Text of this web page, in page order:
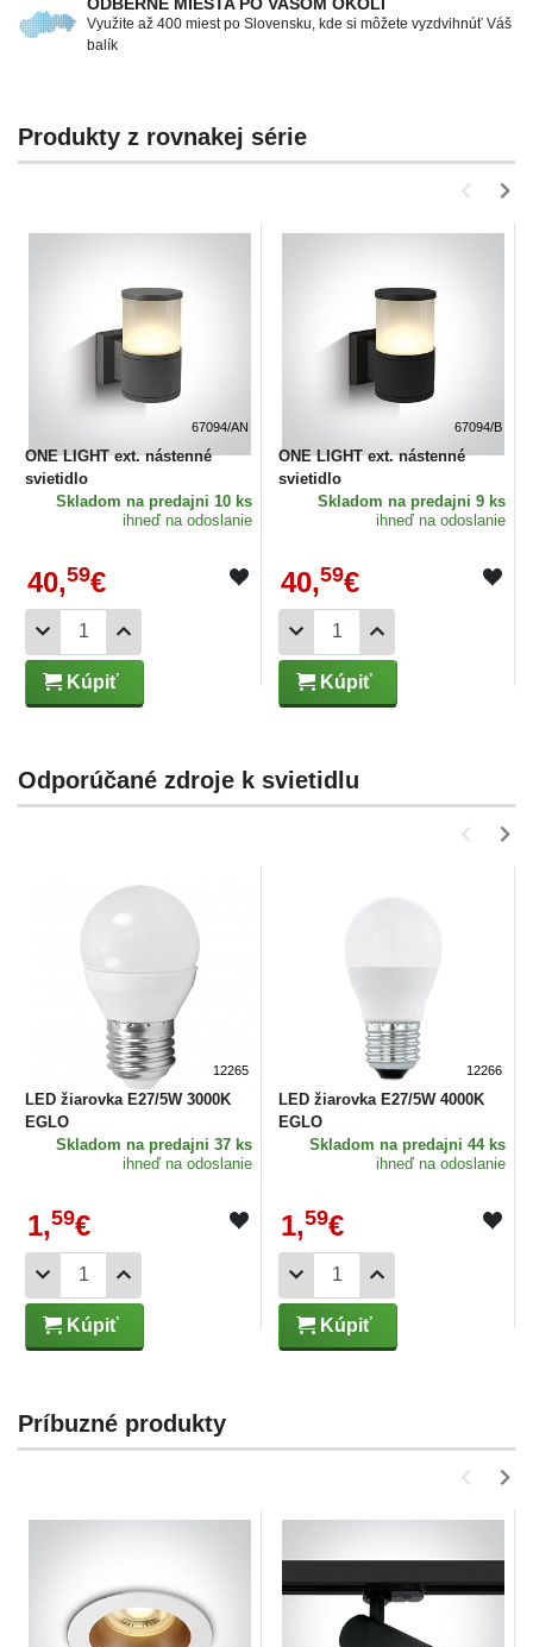
Využite až 400 miest po Slovensku, kde si môžete vyzdvihnúť Váš
balík
Produkty z rovnakej série
67094/AN
ONE LIGHT ext. nástenné
svietidlo
Skladom na predajni 10 ks
ihneď na odoslanie
40,59€
Kúpiť
67094/B
ONE LIGHT ext. nástenné
svietidlo
Skladom na predajni 9 ks
ihneď na odoslanie
40,59€
Kúpiť
Odporúčané zdroje k svietidlu
12265
LED žiarovka E27/5W 3000K
EGLO
Skladom na predajni 37 ks
ihneď na odoslanie
1,59€
Kúpiť
12266
LED žiarovka E27/5W 4000K
EGLO
Skladom na predajni 44 ks
ihneď na odoslanie
1,59€
Kúpiť
Príbuzné produkty